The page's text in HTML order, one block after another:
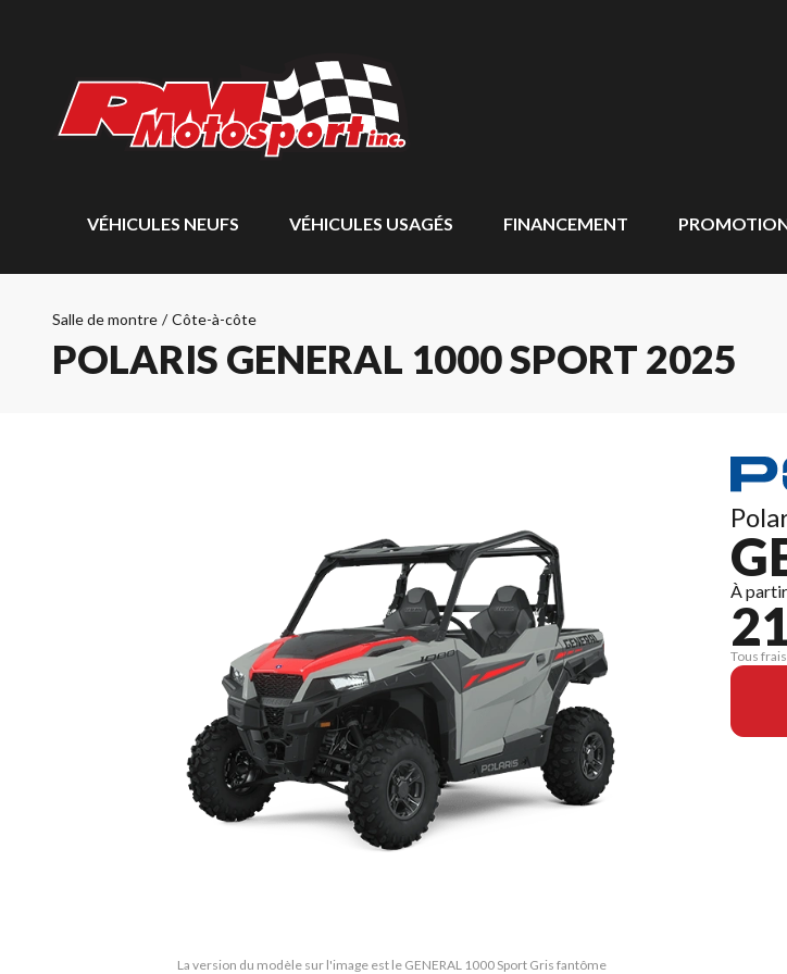
VÉHICULES NEUFS VÉHICULES USAGÉS FINANCEMENT
Salle de montre / Côte-à-côte
POLARIS GENERAL 1000 SPORT 2025
La version du modèle sur l'image est le GENERAL 1000 Sport Gris fantôme
À
Tous